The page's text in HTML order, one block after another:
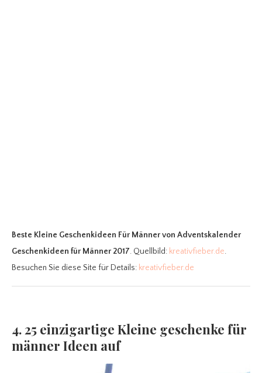
Beste Kleine Geschenkideen Für Männervon Adventskalender
Geschenkideen für Männer 2017. Quellbild: kreativfieber.de.
Besuchen Sie diese Site für Details: kreativfieber.de
4. 25 einzigartige Kleine geschenke für
männer Ideen auf